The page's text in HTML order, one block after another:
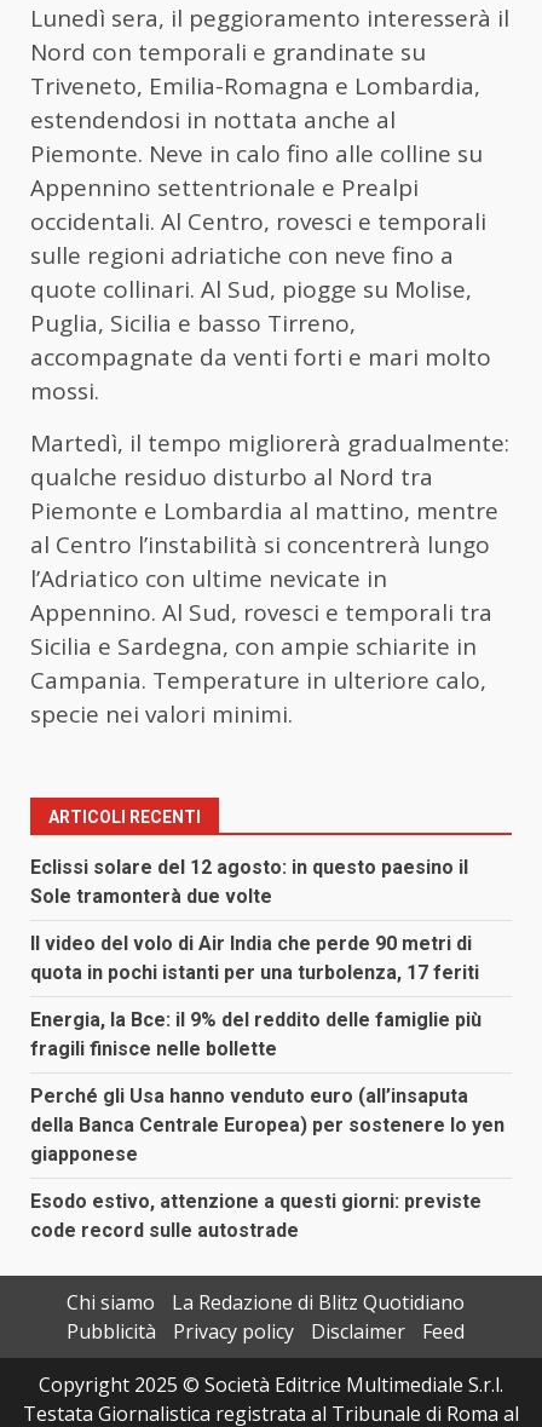
Lunedì sera, il peggioramento interesserà il
Nord con temporali e grandinate su
Triveneto, Emilia-Romagna e Lombardia,
estendendosi in nottata anche al
Piemonte. Neve in calo fino alle colline su
Appennino settentrionale e Prealpi
occidentali. Al Centro, rovesci e temporali
sulle regioni adriatiche con neve fino a
quote collinari. Al Sud, piogge su Molise,
Puglia, Sicilia e basso Tirreno,
accompagnate da venti forti e mari molto
mossi.
Martedì, il tempo migliorerà gradualmente:
qualche residuo disturbo al Nord tra
Piemonte e Lombardia al mattino, mentre
al Centro l’instabilità si concentrerà lungo
l’Adriatico con ultime nevicate in
Appennino. Al Sud, rovesci e temporali tra
Sicilia e Sardegna, con ampie schiarite in
Campania. Temperature in ulteriore calo,
specie nei valori minimi.
ARTICOLI RECENTI
Eclissi solare del 12 agosto: in questo paesino il
Sole tramonterà due volte
Il video del volo di Air India che perde 90 metri di
quota in pochi istanti per una turbolenza, 17 feriti
Energia, la Bce: il 9% del reddito delle famiglie più
fragili finisce nelle bollette
Perché gli Usa hanno venduto euro (all’insaputa
della Banca Centrale Europea) per sostenere lo yen
giapponese
Esodo estivo, attenzione a questi giorni: previste
code record sulle autostrade
Chi siamo
La Redazione di Blitz Quotidiano
Pubblicità
Privacy policy Disclaimer
Feed
Copyright 2025 © Società Editrice Multimediale S.r.l.
Testata Giornalistica registrata al Tribunale di Roma al